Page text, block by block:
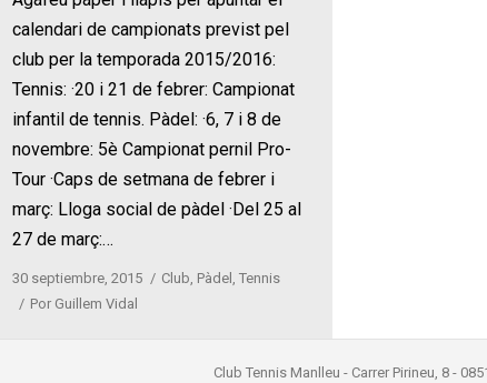
calendari de campionats previst pel
club per la temporada 2015/2016:
Tennis: ·20 i 21 de febrer: Campionat
infantil de tennis. Pàdel: ·6, 7 i 8 de
novembre: 5è Campionat pernil Pro-
Tour ·Caps de setmana de febrer i
març: Lloga social de pàdel ·Del 25 al
27 de març:…
30 septiembre, 2015 Club Pàdel Tennis
Por Guillem Vidal
Club Tennis Manlleu - Carrer Pirineu, 8 -